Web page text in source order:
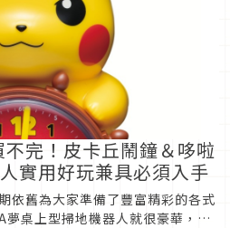
完！皮卡丘鬧鐘＆哆啦
實用好玩兼具必須入手
依舊為大家準備了豐富精彩的各式
桌上型掃地機器人就很豪華，